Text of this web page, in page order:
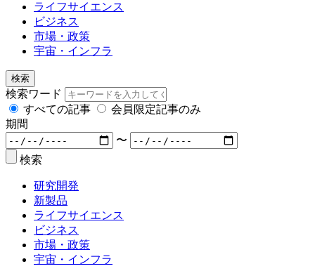
ライフサイエンス
ビジネス
市場・政策
宇宙・インフラ
検索
検索ワード
すべての記事
会員限定記事のみ
期間
〜
検索
研究開発
新製品
ライフサイエンス
ビジネス
市場・政策
宇宙・インフラ